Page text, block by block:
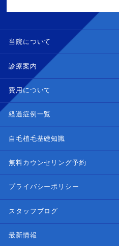
当院について
診療案内
費用について
経過症例一覧
自毛植毛基礎知識
無料カウンセリング予約
プライバシーポリシー
スタッフブログ
最新情報